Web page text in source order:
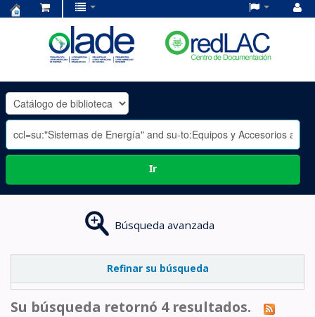
OLADE
-
Ir
Búsqueda avanzada
Refinar su búsqueda
Su búsqueda retornó 4 resultados.